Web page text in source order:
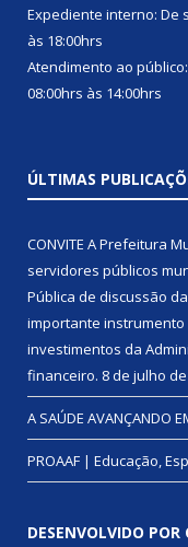
Expediente interno: De
às 18:00hrs
Atendimento ao
08:00hrs às 14:00hrs
ÚLTIMAS
CONVITE A Prefeitura
servidores públicos
Pública de discussão
importante
investimentos da
financeiro. 8 de julho
A SAÚDE AVANÇANDO
PROAAF | Educação,
DESENVOLVIDO POR